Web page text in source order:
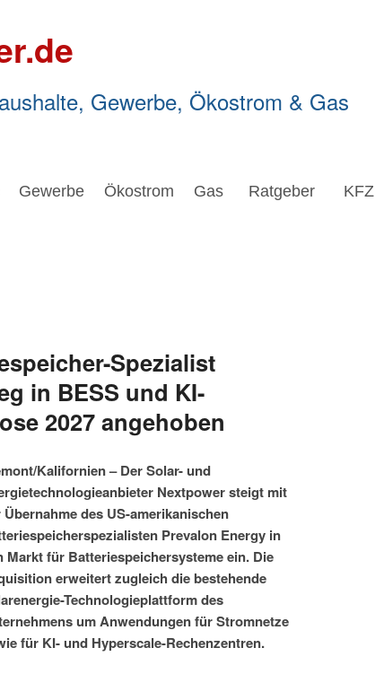
Gewerbe, Ökostrom & Gas
Gewerbe Ökostrom Gas Ratgeber KFZ
Spezialist
in BESS und KI-
2027 angehoben
Kalifornien – Der Solar- und
Nextpower steigt mit
Übernahme des US-amerikanischen
Prevalon Energy in
Markt für Batteriespeichersysteme ein. Die
erweitert zugleich die bestehende
Technologieplattform des
um Anwendungen für Stromnetze
für KI- und Hyperscale-Rechenzentren.